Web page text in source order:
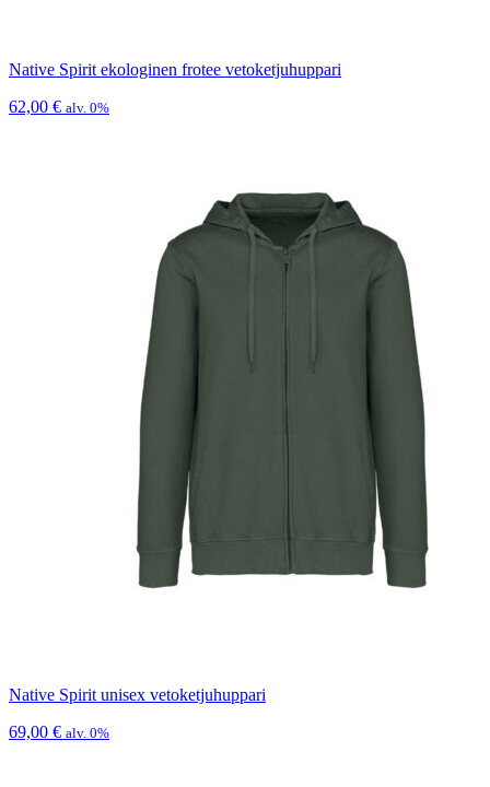
Native Spirit ekologinen frotee vetoketjuhuppari
62,00 € alv. 0%
Native Spirit unisex vetoketjuhuppari
69,00 € alv. 0%